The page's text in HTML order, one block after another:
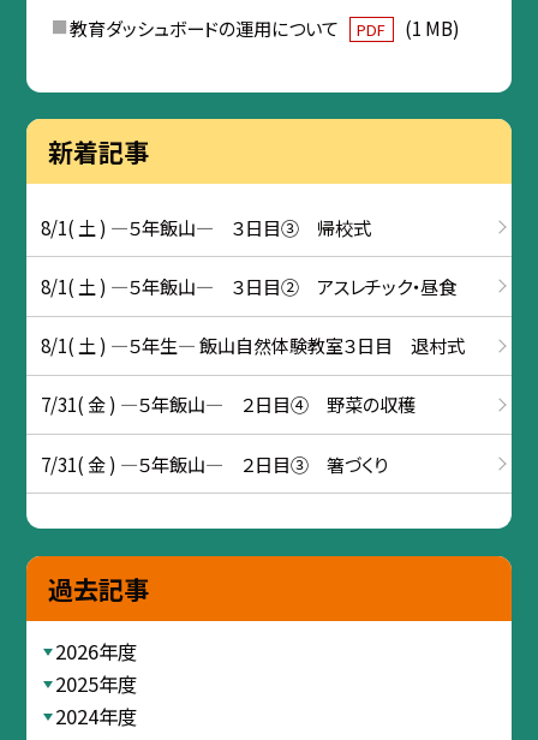
教育ダッシュボードの運用について PDF (1 MB)
新着記事
8/1( 土 ) ―５年飯山― ３日目③ 帰校式
8/1( 土 ) ―５年飯山― ３日目② アスレチック・昼食
8/1( 土 ) ―５年生― 飯山自然体験教室３日目 退村式
7/31( 金 ) ―５年飯山― ２日目④ 野菜の収穫
7/31( 金 ) ―５年飯山― ２日目③ 箸づくり
過去記事
2026年度
2025年度
2024年度